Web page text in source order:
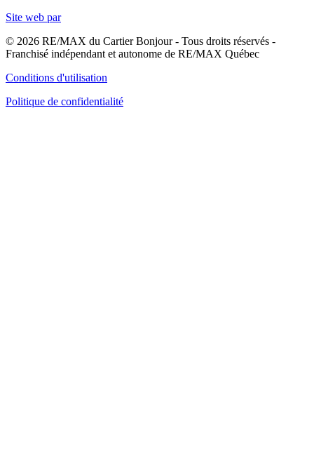
Site web par
© 2026 RE/MAX du Cartier Bonjour - Tous droits réservés -
Franchisé indépendant et autonome de RE/MAX Québec
Conditions d'utilisation
Politique de confidentialité